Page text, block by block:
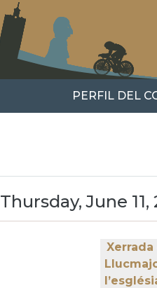
PERFIL DEL
Thursday, June 11,
Xerrada